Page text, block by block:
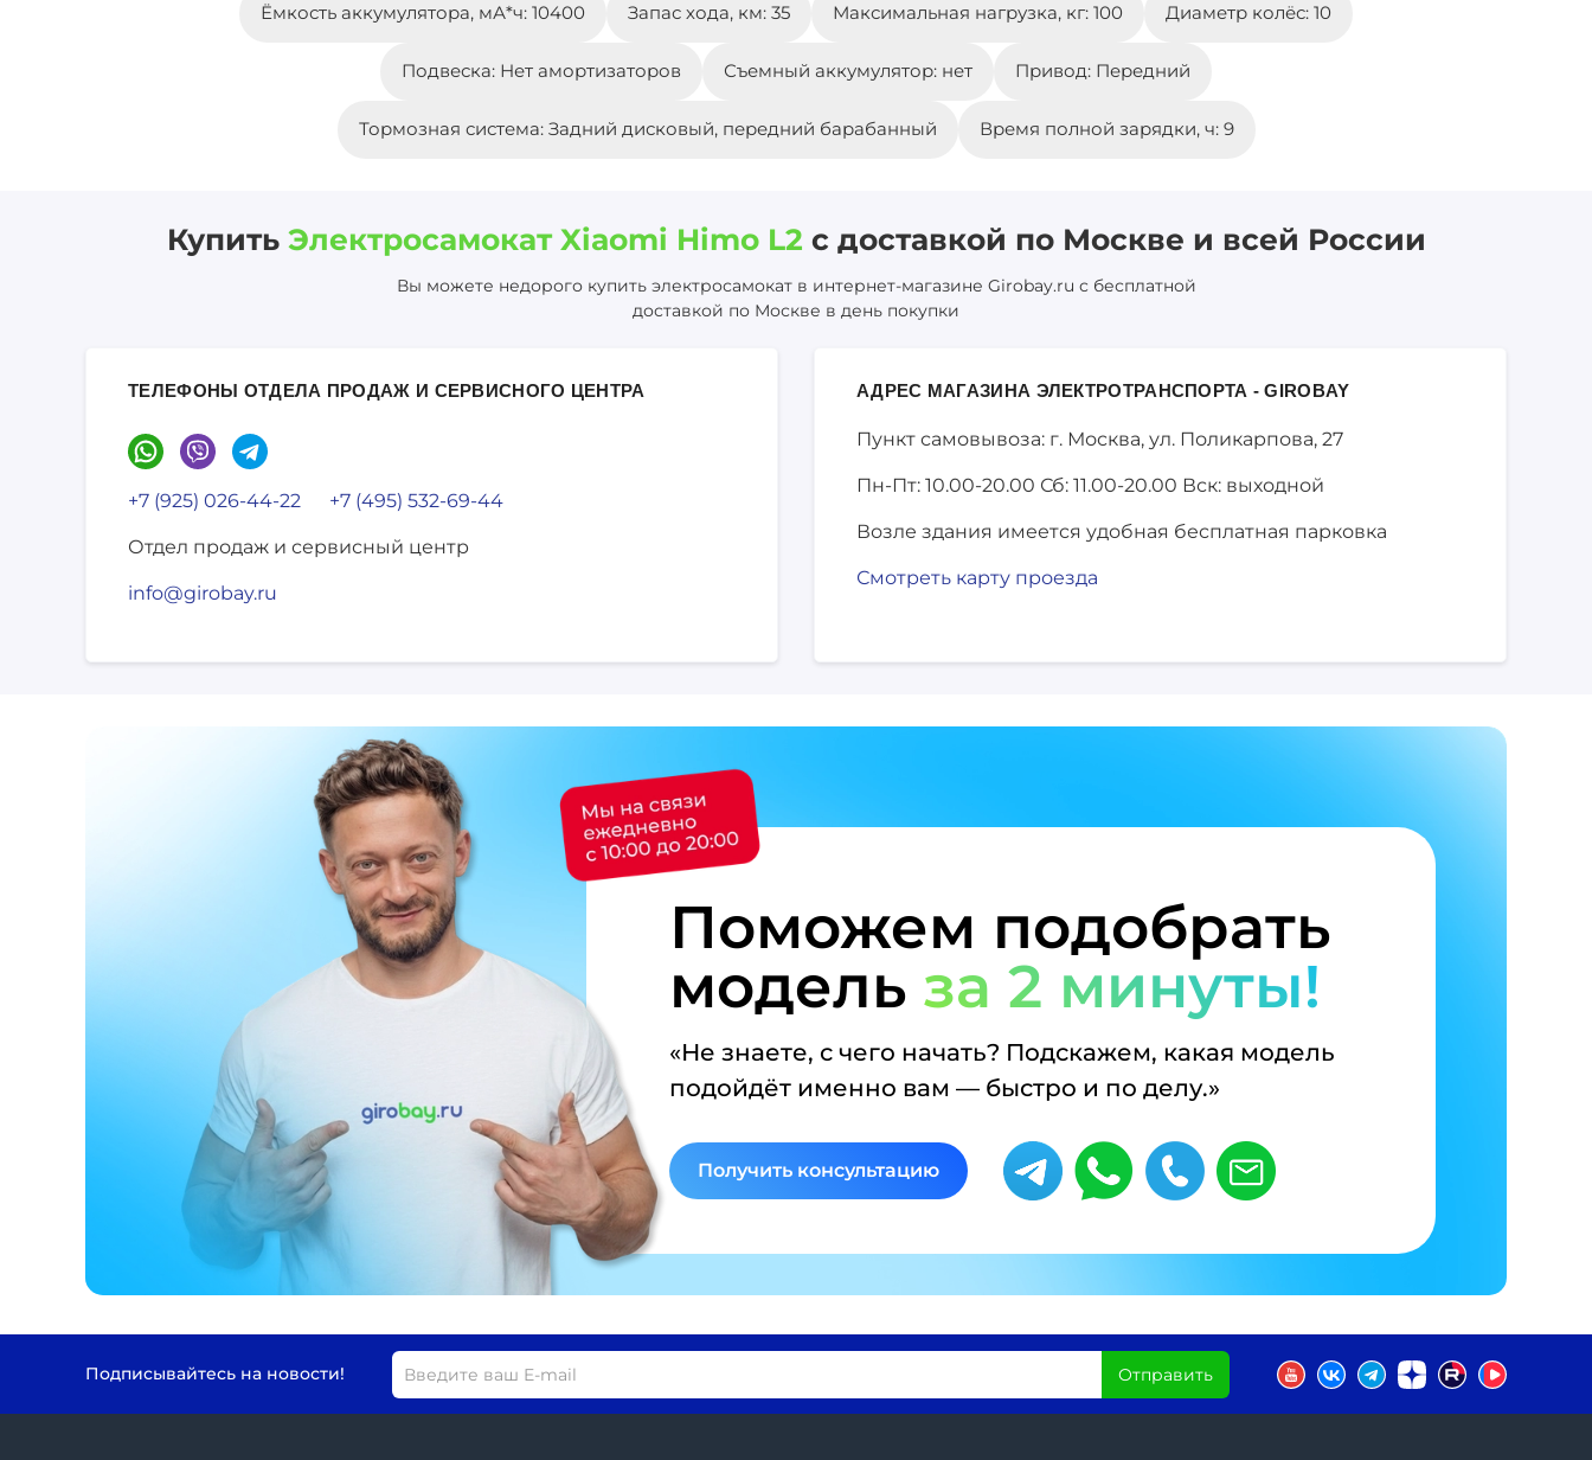
Ёмкость аккумулятора, мА*ч: 10400 Запас хода, км: 35 Максимальная нагрузка, кг: 100 Диаметр колёс: 10
Подвеска: Нет амортизаторов Съемный аккумулятор: нет Привод: Передний
Тормозная система: Задний дисковый, передний барабанный Время полной зарядки, ч: 9
Купить Электросамокат Xiaomi Himo L2 с доставкой по Москве и всей России
Вы можете недорого купить электросамокат в интернет-магазине Girobay.ru с бесплатной
доставкой по Москве в день покупки
ТЕЛЕФОНЫ ОТДЕЛА ПРОДАЖ И СЕРВИСНОГО ЦЕНТРА
+7 (925) 026-44-22 +7 (495) 532-69-44
Отдел продаж и сервисный центр
info@girobay.ru
АДРЕС МАГАЗИНА ЭЛЕКТРОТРАНСПОРТА - GIROBAY
Пункт самовывоза: г. Москва, ул. Поликарпова, 27
Пн-Пт: 10.00-20.00 Сб: 11.00-20.00 Вск: выходной
Возле здания имеется удобная бесплатная парковка
Смотреть карту проезда
Поможем подобрать
модель за 2 минуты!
«Не знаете, с чего начать? Подскажем, какая модель
подойдёт именно вам — быстро и по делу.»
Получить консультацию
Подписывайтесь на новости! Отправить